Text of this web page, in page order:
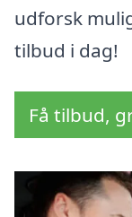
udforsk
tilbud i dag!
Få tilbud,